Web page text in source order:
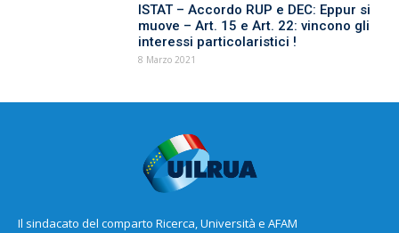
ISTAT – Accordo RUP e DEC: Eppur si
muove – Art. 15 e Art. 22: vincono gli
interessi particolaristici !
8 Marzo 2021
Il sindacato del comparto Ricerca, Università e AFAM